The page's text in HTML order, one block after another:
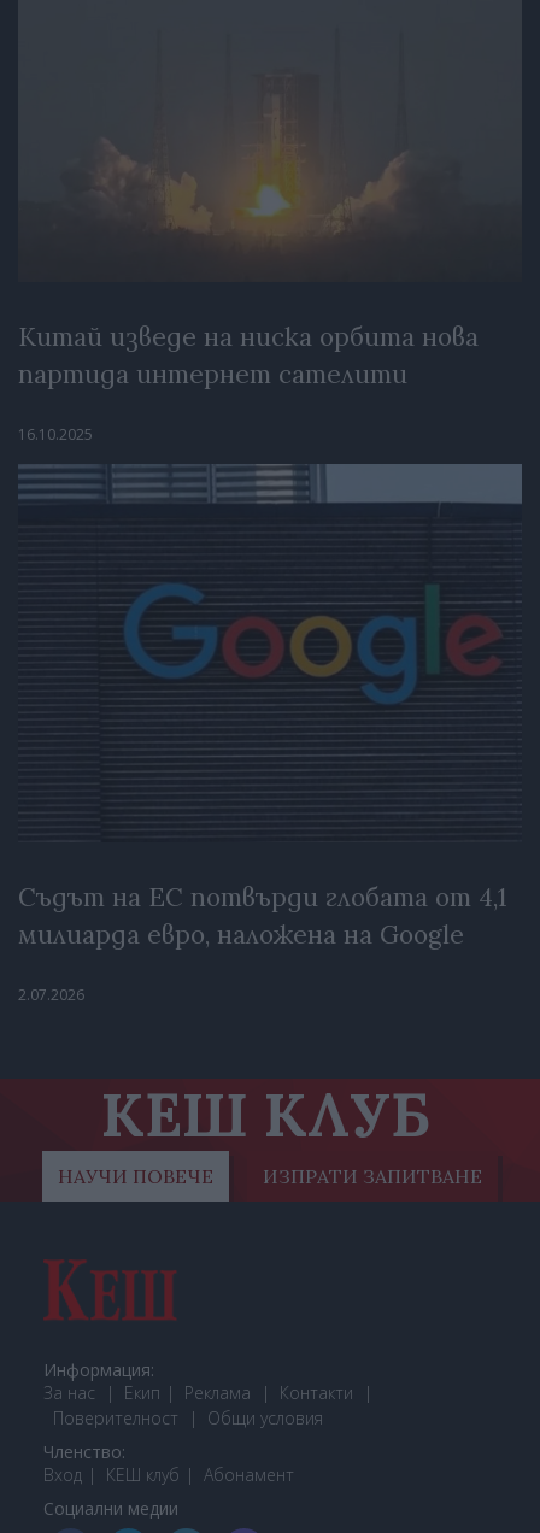
Китай изведе на ниска орбита нова
партида интернет сателити
16.10.2025
Съдът на ЕС потвърди глобата от 4,1
милиарда евро, наложена на Google
2.07.2026
КЕШ КЛУБ
НАУЧИ ПОВЕЧЕ ИЗПРАТИ ЗАПИТВАНЕ
Информация:
За нас
Екип Реклама
Контакти
Поверителност
Общи условия
Членство:
Вход
КЕШ клуб Абонамент
Социални медии